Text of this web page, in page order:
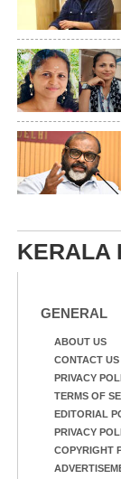
KERALA
GENERAL
ABOUT US
CONTACT US
PRIVACY
TERMS OF
EDITORIAL
PRIVACY
COPYRIGHT